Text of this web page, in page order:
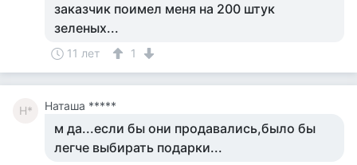
заказчик поимел меня на 200 штук
зеленых...
11 лет 1
Н* Наташа *****
м да...если бы они продавались,было бы
легче выбирать подарки...